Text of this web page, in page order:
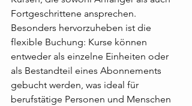
Fortgeschrittene ansprechen.
Besonders hervorzuheben ist die
flexible Buchung: Kurse können
entweder als einzelne Einheiten oder
als Bestandteil eines Abonnements
gebucht werden, was ideal für
berufstätige Personen und Menschen